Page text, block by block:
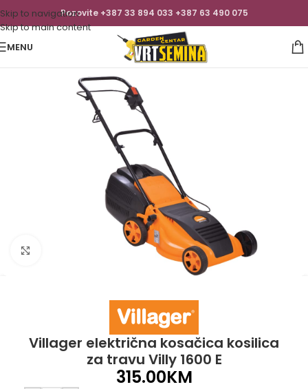
Skip to navigation
Skip to main content
Pozovite +387 33 894 033 +387 63 490 075
MENU
Villager električna kosačica kosilica
za travu Villy 1600 E
315.00KM